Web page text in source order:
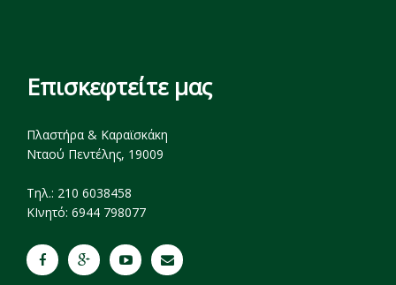
Επισκεφτείτε μας
Πλαστήρα & Καραϊσκάκη
Νταού Πεντέλης, 19009
Tηλ.: 210 6038458
ΚΙνητό: 6944 798077